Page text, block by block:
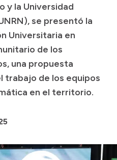
y la Universidad
se presentó la
Universitaria en
de los
una propuesta
trabajo de los equipos
en el territorio.